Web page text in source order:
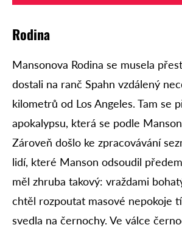
Rodina
Mansonova Rodina se musela
dostali na ranč Spahn vzdálený
kilometrů od Los Angeles. Tam se
apokalypsu, která se podle
Zároveň došlo ke zpracovávání
lidí, které Manson odsoudil
měl zhruba takový: vraždami
chtěl rozpoutat masové nepokoje
svedla na černochy. Ve válce